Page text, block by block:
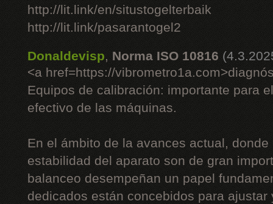
http://lit.link/en/situstogelterbaik
http://lit.link/pasarantogel2
Donaldevisp, Norma ISO 10816
<a href=https://
Equipos de calibración: importante para
efectivo de las máquinas.
En el ámbito de la avances actual,
estabilidad del aparato son de gran
balanceo desempeñan un papel
dedicados están concebidos para